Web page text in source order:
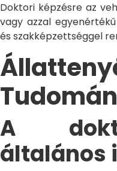
Doktori képzésre az
vagy azzal
és szakképzettséggel
A
általános